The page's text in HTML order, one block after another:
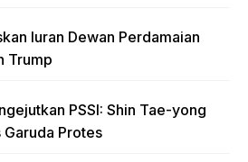
Iuran Dewan Perdamaian
Trump
PSSI: Shin Tae-yong
Protes